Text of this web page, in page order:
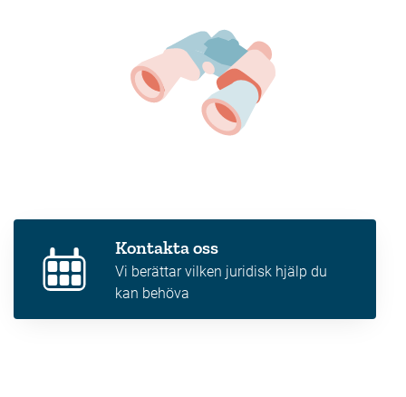
Kontakta oss
Vi berättar vilken juridisk hjälp du
kan behöva